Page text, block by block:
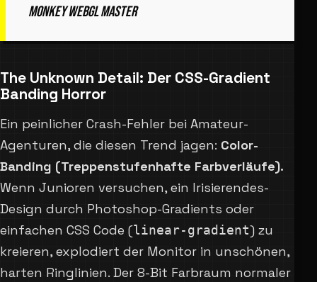
Monkey WebGL Master
The Unknown Detail: Der CSS-Gradient
Banding Horror
Ein peinlicher Crash-Fehler bei Amateur-
Agenturen, die diesen Trend jagen: Color-
Banding (Treppenstufenhafte Farbverläufe).
Wenn Junioren versuchen, ein Irisierendes-
Design durch Photoshop-Gradients oder
einfachen CSS Code (linear-gradient) zu
kreieren, explodiert der Monitor in unschönen,
harten Ringlinien. Der 8-Bit Farbraum normaler